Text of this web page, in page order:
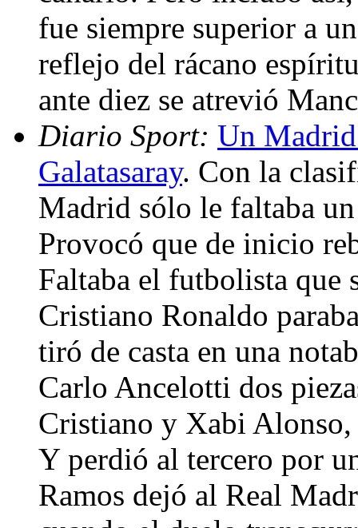
fue siempre superior a
reflejo del rácano
ante diez se atrevió
Diario Sport: Un
Galatasaray. Con la
Madrid sólo le faltaba
Provocó que de inicio
Faltaba el futbolista que
Cristiano Ronaldo
tiró de casta en una
Carlo Ancelotti dos
Cristiano y Xabi Alonso,
Y perdió al tercero por
Ramos dejó al Real